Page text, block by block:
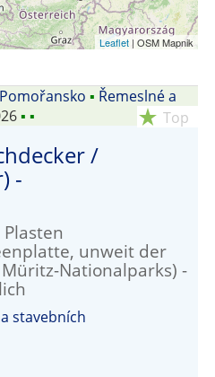
Leaflet| OSM Mapnik
▪ Řemeslné a
▪ ▪ star_rate Top
/
-
unweit der
Nationalparks) -
stavebních